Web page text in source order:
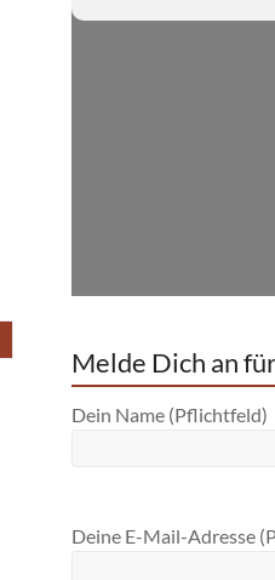
Melde Dich an
Dein Name (Pflichtfeld)
Deine E-Mail-Adresse